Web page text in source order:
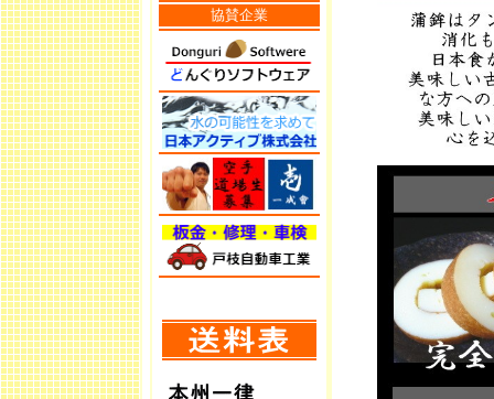
協賛企業